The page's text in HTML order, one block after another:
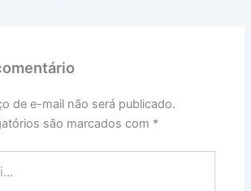
de e-mail não será publicado.
são marcados com *